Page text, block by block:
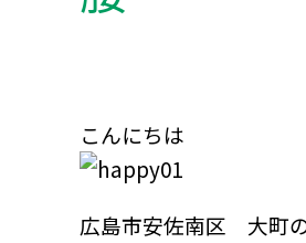
こんにちは
広島市安佐南区 大町